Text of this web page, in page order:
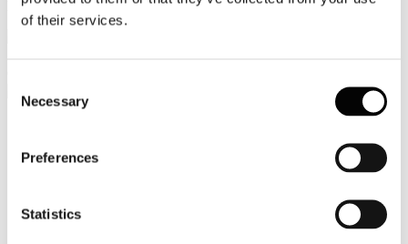
of their services.
Selection
Necessary
Preferences
Statistics
Login
Circolare Prot. n. C/40 - Indagine
Chatbot